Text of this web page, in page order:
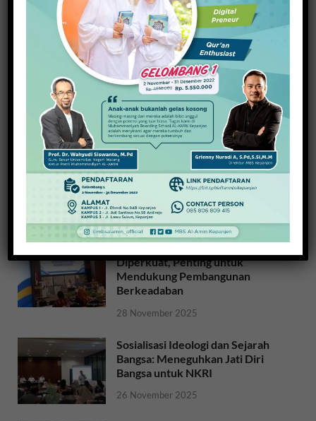
BERITA TERBARU
Dengan Sahur On The Road,
UMM Ajak Tunawisma Nikmati
Sahur dan Barbeque
8 Maret 2026
Air Siap Minum ZAMP Tirta
Kanjuruhan Kini Bisa Dinikmati di
Kabupaten Malang
1 Januari 2026
Diperkuat, Penting untuk
Mendukung Pembangunan
Berkeadaban
28 November 2025
Sosialisasi Ideologi dan Sejarah
Bangsa: Meneguhkan Jati Diri
Bangsa untuk NKRI
26 November 2025